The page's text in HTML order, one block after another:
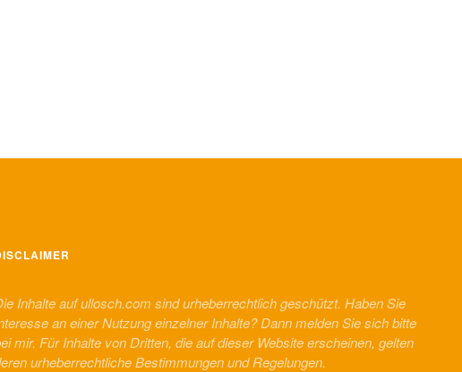
Inhalte auf ullosch.com sind urheberrechtlich geschützt. Haben Sie
an einer Nutzung einzelner Inhalte? Dann melden Sie sich bitte
mir. Für Inhalte von Dritten, die auf dieser Website erscheinen, gelten
urheberrechtliche Bestimmungen und Regelungen.